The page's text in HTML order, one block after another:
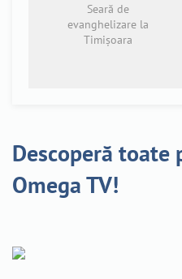
Seară de
evanghelizare la
Timișoara
Descoperă toate
Omega TV!